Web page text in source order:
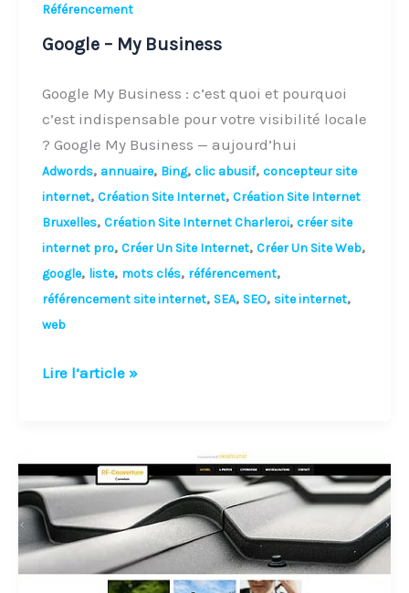
Référencement
Google – My Business
Google My Business : c’est quoi et pourquoi
c’est indispensable pour votre visibilité locale
? Google My Business — aujourd’hui
Adwords, annuaire, Bing, clic abusif, concepteur site
internet, Création Site Internet, Création Site Internet
Bruxelles, Création Site Internet Charleroi, créer site
internet pro, Créer Un Site Internet, Créer Un Site Web,
google, liste, mots clés, référencement,
référencement site internet, SEA, SEO, site internet,
web
Lire l’article »
Le
référencement
et
le
positionnement